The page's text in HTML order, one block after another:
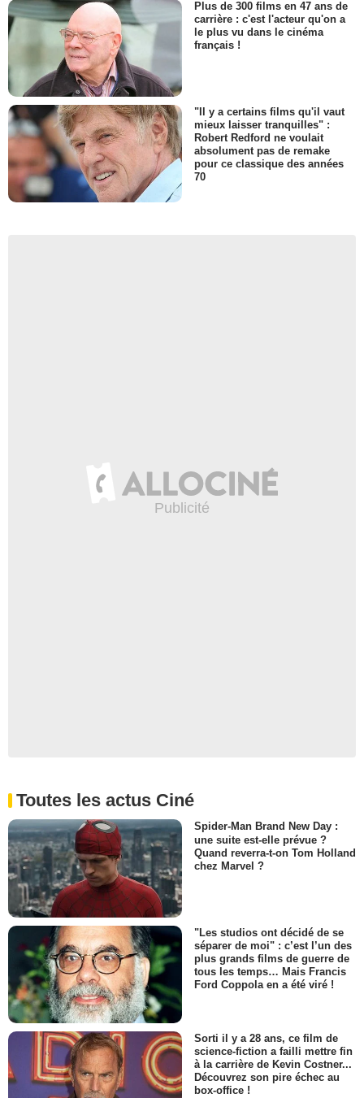
Plus de 300 films en 47 ans de
carrière : c'est l'acteur qu'on a
le plus vu dans le cinéma
français !
"Il y a certains films qu'il vaut
mieux laisser tranquilles" :
Robert Redford ne voulait
absolument pas de remake
pour ce classique des années
70
Toutes les actus Ciné
Spider-Man Brand New Day :
une suite est-elle prévue ?
Quand reverra-t-on Tom Holland
chez Marvel ?
"Les studios ont décidé de se
séparer de moi" : c’est l’un des
plus grands films de guerre de
tous les temps… Mais Francis
Ford Coppola en a été viré !
Sorti il y a 28 ans, ce film de
science-fiction a failli mettre fin
à la carrière de Kevin Costner...
Découvrez son pire échec au
box-office !